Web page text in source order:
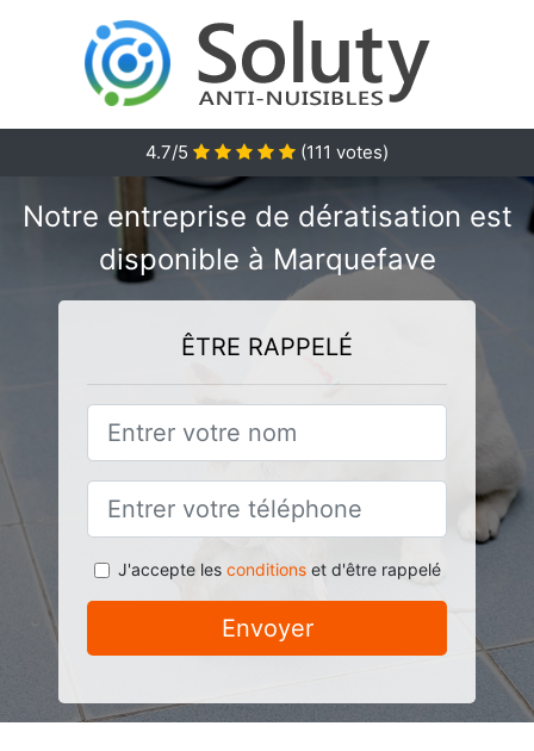
4.7/5 (111 votes)
Notre entreprise de dératisation est
disponible à Marquefave
ÊTRE RAPPELÉ
J'accepte les conditionset d'être rappelé
Envoyer